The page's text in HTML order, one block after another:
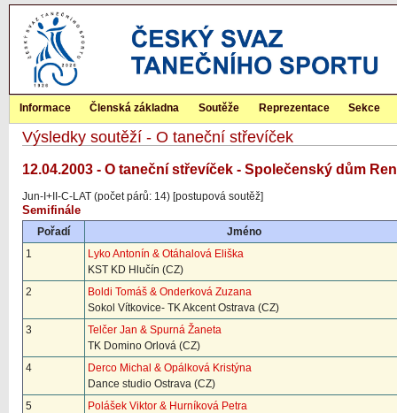
Informace Členská základna Soutěže Reprezentace Sekce
Výsledky soutěží - O taneční střevíček
12.04.2003 - O taneční střevíček - Společenský dům
Jun-I+II-C-LAT (počet párů: 14) [postupová soutěž]
Semifinále
Pořadí
Jméno
1
Lyko Antonín & Otáhalová Eliška
KST KD Hlučín (CZ)
2
Boldi Tomáš & Onderková Zuzana
Sokol Vítkovice- TK Akcent Ostrava (CZ)
3
Telčer Jan & Spurná Žaneta
TK Domino Orlová (CZ)
4
Derco Michal & Opálková Kristýna
Dance studio Ostrava (CZ)
5
Polášek Viktor & Hurníková Petra